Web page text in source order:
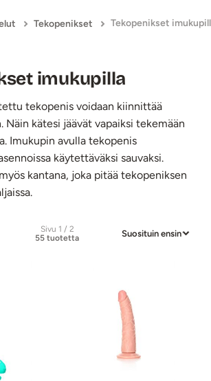
Tekopenikset Tekopenikset
imukupilla
tekopenis voidaan kiinnittää
Näin kätesi jäävät vapaiksi tekemään
Imukupin avulla tekopenis
käytettäväksi sauvaksi.
kantana, joka pitää tekopeniksen
Sivu 1 / 2
55 tuotetta
Suosituin ensin